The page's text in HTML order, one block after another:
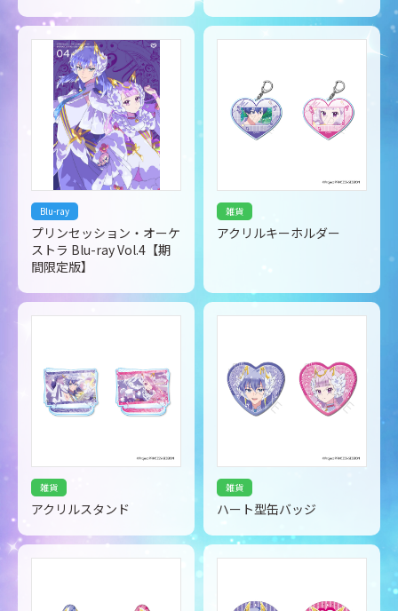
Blu-ray
プリンセッション・オーケ
ストラ Blu-ray Vol.4【期
間限定版】
雑貨
アクリルキーホルダー
雑貨
アクリルスタンド
雑貨
ハート型缶バッジ